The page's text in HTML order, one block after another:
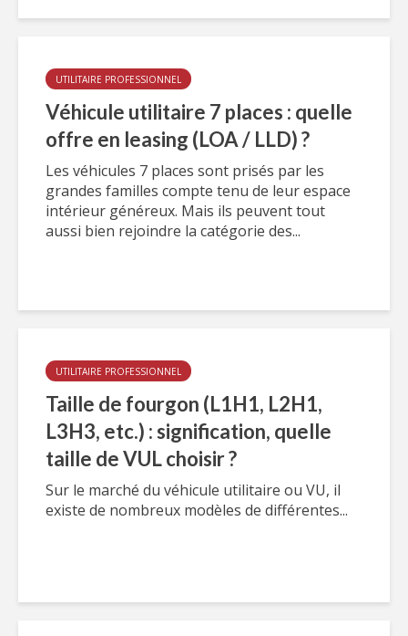
UTILITAIRE PROFESSIONNEL
Véhicule utilitaire 7 places : quelle
offre en leasing (LOA / LLD) ?
Les véhicules 7 places sont prisés par les
grandes familles compte tenu de leur espace
intérieur généreux. Mais ils peuvent tout
aussi bien rejoindre la catégorie des...
UTILITAIRE PROFESSIONNEL
Taille de fourgon (L1H1, L2H1,
L3H3, etc.) : signification, quelle
taille de VUL choisir ?
Sur le marché du véhicule utilitaire ou VU, il
existe de nombreux modèles de différentes...